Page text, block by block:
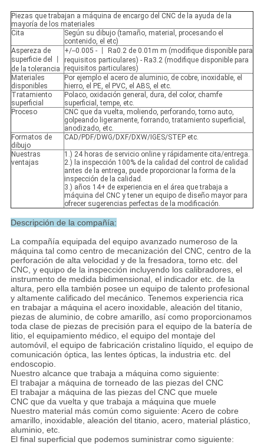
Piezas que trabajan a máquina de encargo del CNC de la ayuda de la
mayoría de los materiales
Cita
Según su dibujo (tamaño, material, procesando el
contenido, el etc)
Aspereza de
superficie del 丨
de la tolerancia
+/--0.005 - 丨 Ra0.2 de 0.01m m (modifique disponible para
requisitos particulares) - Ra3.2 (modifique disponible para
requisitos particulares)
Materiales
disponibles
Por ejemplo el acero de aluminio, de cobre, inoxidable, el
hierro, el PE, el PVC, el ABS, el etc.
Tratamiento
superficial
Polaco, oxidación general, dura, del color, chamfe
superficial, tempe, etc.
Proceso
CNC que da vuelta, moliendo, perforando, torno auto,
golpeando ligeramente, forrando, tratamiento superficial,
anodizado, etc.
Formatos de
dibujo
CAD/PDF/DWG/DXF/DXW/IGES/STEP etc.
Nuestras
ventajas
1.) 24 horas de servicio online y rápidamente cita/entrega.
2.) la inspección 100% de la calidad del control de calidad
antes de la entrega, puede proporcionar la forma de la
inspección de la calidad.
3.) años 14+ de experiencia en el área que trabaja a
máquina del CNC y tener un equipo de diseño mayor para
ofrecer sugerencias perfectas de la modificación.
Descripción de la compañía:
La compañía equipada del equipo avanzado numeroso de la
máquina tal como centro de mecanización del CNC, centro de la
perforación de alta velocidad y de la fresadora, torno etc. del
CNC, y equipo de la inspección incluyendo los calibradores, el
instrumento de medida bidimensional, el indicador etc. de la
altura, pero ella también posee un equipo de talento profesional
y altamente calificado del mecánico. Tenemos experiencia rica
en trabajar a máquina el acero inoxidable, aleación del titanio,
piezas de aluminio, de cobre amarillo, así como proporcionamos
toda clase de piezas de precisión para el equipo de la batería de
litio, el equipamiento médico, el equipo del montaje del
automóvil, el equipo de fabricación cristalino líquido, el equipo de
comunicación óptica, las lentes ópticas, la industria etc. del
endoscopio.
Nuestro alcance que trabaja a máquina como siguiente:
El trabajar a máquina de torneado de las piezas del CNC
El trabajar a máquina de las piezas del CNC que muele
CNC que da vuelta y que trabaja a máquina que muele
Nuestro material más común como siguiente: Acero de cobre
amarillo, inoxidable, aleación del titanio, acero, material plástico,
aluminio, etc.
El final superficial que podemos suministrar como siguiente: